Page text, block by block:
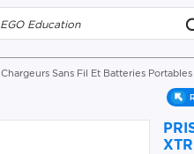
Chargeurs Sans Fil Et Batteries Portables